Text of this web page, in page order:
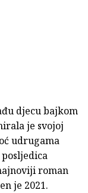
djecu bajkom
je svojoj
udrugama
roman
je 2021.